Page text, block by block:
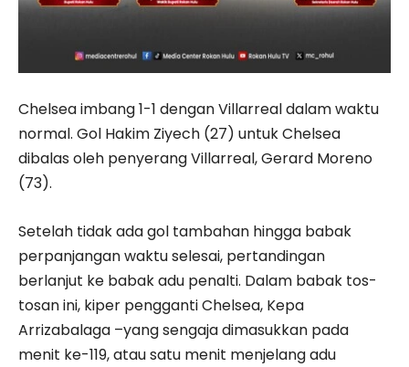
Chelsea imbang 1-1 dengan Villarreal dalam waktu
normal. Gol Hakim Ziyech (27) untuk Chelsea
dibalas oleh penyerang Villarreal, Gerard Moreno
(73).
Setelah tidak ada gol tambahan hingga babak
perpanjangan waktu selesai, pertandingan
berlanjut ke babak adu penalti. Dalam babak tos-
tosan ini, kiper pengganti Chelsea, Kepa
Arrizabalaga –yang sengaja dimasukkan pada
menit ke-119, atau satu menit menjelang adu